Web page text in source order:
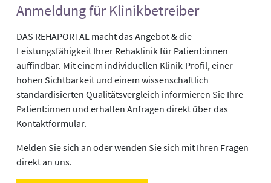
Anmeldung für Klinikbetreiber
DAS REHAPORTAL macht das Angebot & die
Leistungsfähigkeit Ihrer Rehaklinik für Patient:innen
auffindbar. Mit einem individuellen Klinik-Profil, einer
hohen Sichtbarkeit und einem wissenschaftlich
standardisierten Qualitätsvergleich informieren Sie Ihre
Patient:innen und erhalten Anfragen direkt über das
Kontaktformular.
Melden Sie sich an oder wenden Sie sich mit Ihren Fragen
direkt an uns.